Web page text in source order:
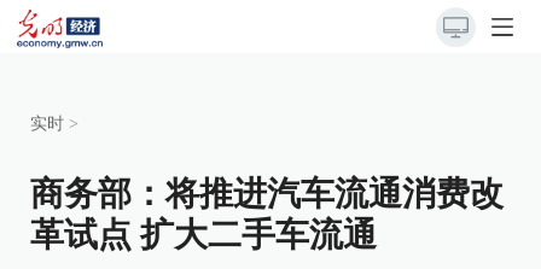
实时 >
商务部：将推进汽车流通消费改
革试点 扩大二手车流通